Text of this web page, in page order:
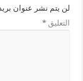
لن يتم نشر عنوان
التعليق*